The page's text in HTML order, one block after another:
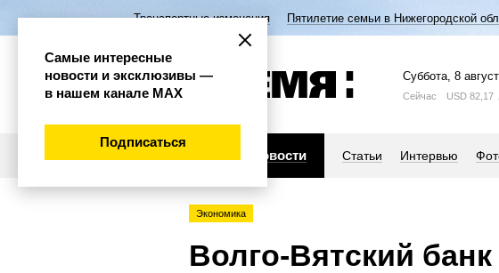
Транспортные изменения Пятилетие семьи в Нижегородской
Суббота, 8
Сейчас USD 82,17
Новости Статьи Интервью
Экономика
Волго-Вятский
Самые интересные
новости и эксклюзивы —
в нашем канале МАХ
Подписаться